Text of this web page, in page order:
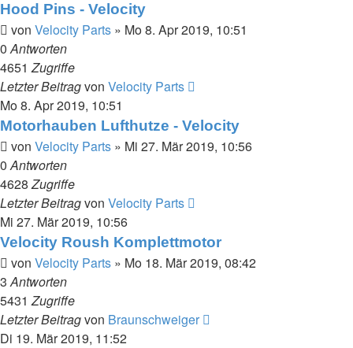
Hood Pins - Velocity
von Velocity Parts » Mo 8. Apr 2019, 10:51
0Antworten
4651Zugriffe
Letzter Beitragvon Velocity Parts
Mo 8. Apr 2019, 10:51
Motorhauben Lufthutze - Velocity
von Velocity Parts » Mi 27. Mär 2019, 10:56
0Antworten
4628Zugriffe
Letzter Beitragvon Velocity Parts
Mi 27. Mär 2019, 10:56
Velocity Roush Komplettmotor
von Velocity Parts » Mo 18. Mär 2019, 08:42
3Antworten
5431Zugriffe
Letzter Beitragvon Braunschweiger
Di 19. Mär 2019, 11:52